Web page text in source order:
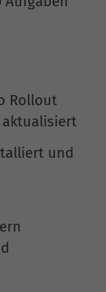
Rollout
und